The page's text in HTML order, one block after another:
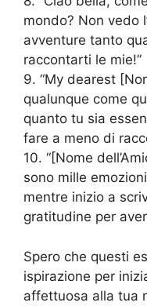
mondo? Non vedo
avventure tanto
raccontarti le mie!”
9. “My dearest
qualunque come
quanto tu sia
fare a meno di
10. “[Nome
sono mille
mentre inizio a
gratitudine per
Spero che questi
ispirazione per
affettuosa alla tua